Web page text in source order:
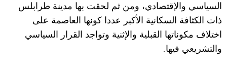
السياسي والإقتصادي، ومن ثم لحقت بها مدينة طرابلس
ذات الكثافة السكانية الأكبر عددا كونها العاصمة على
اختلاف مكوناتها القبلية والإثنية وتواجد القرار السياسي
والتشريعي فيها.